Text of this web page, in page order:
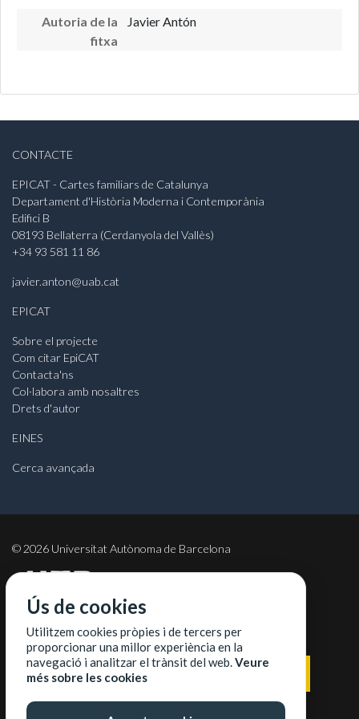
Autoria de la
fitxa
Javier Antón
CONTACTE
EPICAT - Cartes familiars de Catalunya
Departament d'Història Moderna i Contemporània
Edifici B
08193 Bellaterra (Cerdanyola del Vallès)
+34 93 581 11 86
javier.anton@uab.cat
EPICAT
Sobre el projecte
Com citar EpiCAT
Contacta'ns
Col·labora amb nosaltres
Drets d'autor
EINES
Cerca avançada
© 2026 Universitat Autònoma de Barcelona
COL·LABORADORS
Ús de cookies
Utilitzem cookies pròpies i de tercers per
proporcionar una millor experiència en la
navegació i analitzar el trànsit del web.Veure
més sobre les cookies